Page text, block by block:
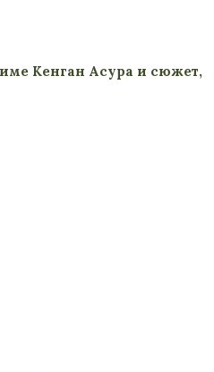
Кенган Асура и сюжет,